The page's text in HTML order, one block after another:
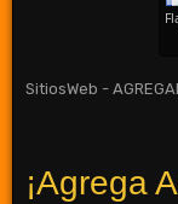
SitiosWeb -
¡Agrega